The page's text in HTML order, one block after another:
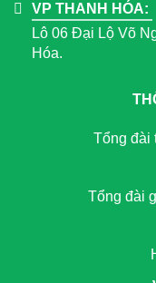
VP THANH HÓA:
Lô 06 Đại Lộ Võ
Hóa.
Tổng đài
Tổng đài